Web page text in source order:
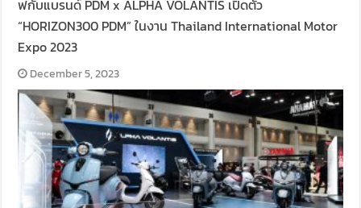
ฟกับแบรนด์ PDM x ALPHA VOLANTIS เปิดตัว
“HORIZON300 PDM” ในงาน Thailand International Motor
Expo 2023
December 5, 2023